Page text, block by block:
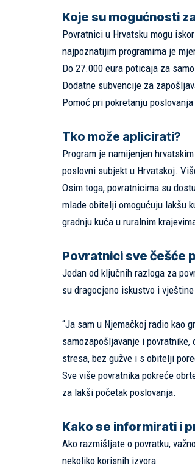
Koje su mogućnosti
Povratnici u Hrvatsku mogu
najpoznatijim programima je
Do 27.000 eura poticaja za
Dodatne subvencije za
Pomoć pri pokretanju
Tko može aplicirati?
Program je namijenjen
poslovni subjekt u Hrvatskoj.
Osim toga, povratnicima su
mlade obitelji omogućuju lakšu
gradnju kuća u ruralnim
Povratnici sve češće
Jedan od ključnih razloga za
su dragocjeno iskustvo i
“Ja sam u Njemačkoj radio kao
samozapošljavanje i
stresa, bez gužve i s obitelji
Sve više povratnika pokreće
za lakši početak poslovanja.
Kako se informirati i
Ako razmišljate o povratku,
nekoliko korisnih izvora: